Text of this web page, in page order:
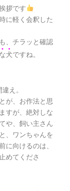
拶です
に軽く会釈した
、チラッと確認
な
●
犬
●
ですね。
え。
が、お作法と思
すが、絶対しな
や、飼い主さん
と、ワンちゃんを
に向けるのは、
めてくださ